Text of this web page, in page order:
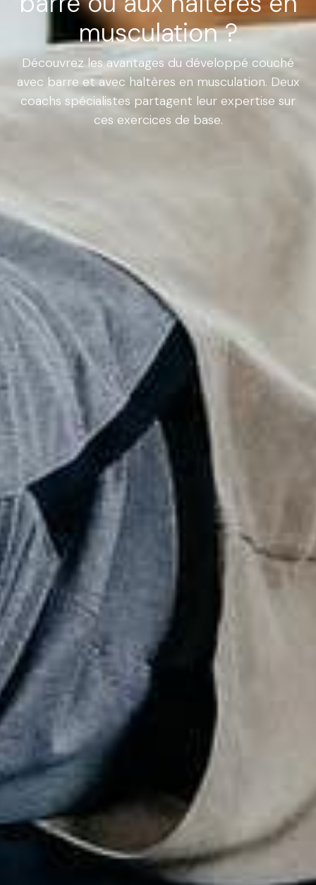
musculation ?
Découvrez les avantages du développé couché
avec barre et avec haltères en musculation. Deux
coachs spécialistes partagent leur expertise sur
ces exercices de base.